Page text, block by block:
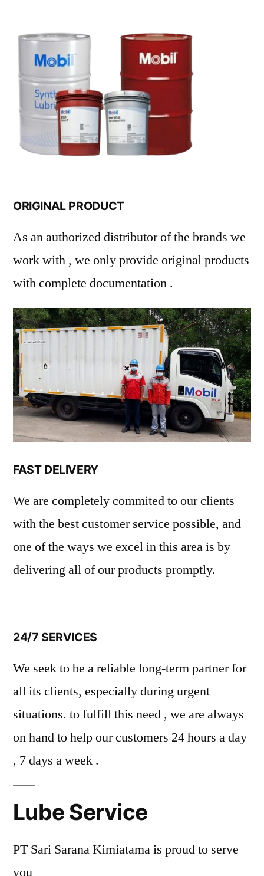
ORIGINAL PRODUCT
As an authorized distributor of the brands we
work with , we only provide original products
with complete documentation .
FAST DELIVERY
We are completely commited to our clients
with the best customer service possible, and
one of the ways we excel in this area is by
delivering all of our products promptly.
24/7 SERVICES
We seek to be a reliable long-term partner for
all its clients, especially during urgent
situations. to fulfill this need , we are always
on hand to help our customers 24 hours a day
, 7 days a week .
Lube Service
PT Sari Sarana Kimiatama is proud to serve
you